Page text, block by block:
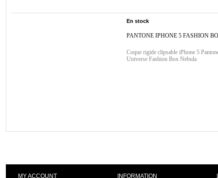
En stock
PANTONE IPHONE 5 FASHION
Coque rigide clipsable iPhone 5
Universe Fashion Box Nebula
MY ACCOUNT
INFORMATION